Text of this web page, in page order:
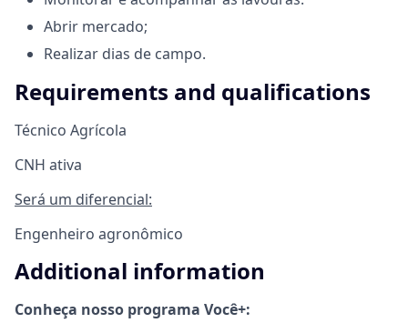
Abrir mercado;
Realizar dias de campo.
Requirements and qualifications
Técnico Agrícola
CNH ativa
Será um diferencial:
Engenheiro agronômico
Additional information
Conheça nosso programa Você+: